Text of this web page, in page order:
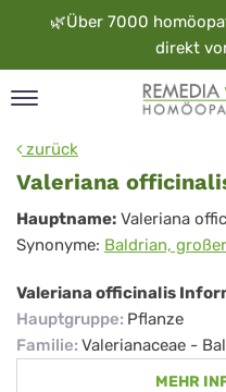
🌿Über 7000
direkt
zurück
Valeriana
Valeriana
officinalis
Hauptname: Valeriana
Synonyme: Baldrian, großer
Valeriana officinalis
Hauptgruppe: Pflanze
Familie: Valerianaceae -
MEHR